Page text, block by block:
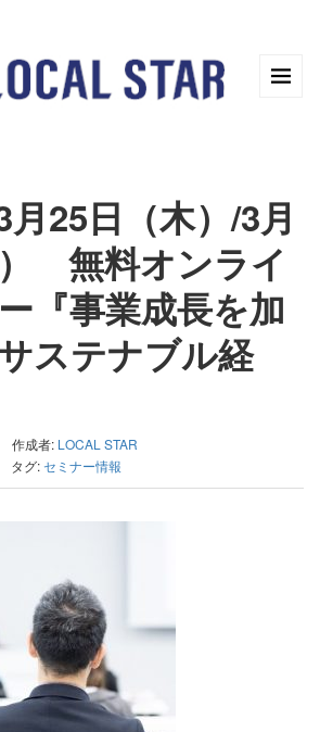
月25日（木）/3月
無料オンライ
『事業成長を加
ステナブル経
作成者: LOCAL STAR
タグ:セミナー情報